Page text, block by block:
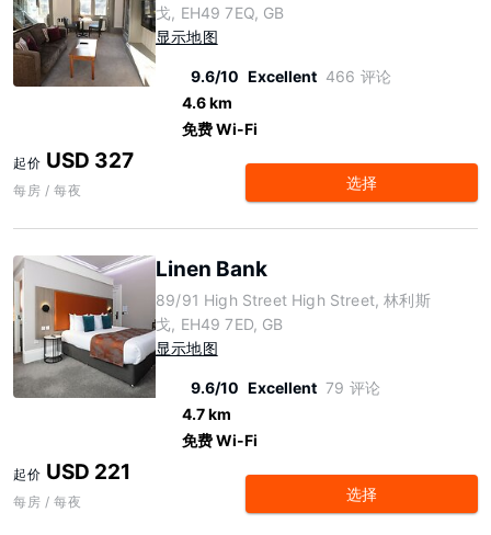
戈, EH49 7EQ, GB
显示地图
9.6/10 Excellent 466 评论
4.6 km
免费 Wi-Fi
起价 USD 327
每房 / 每夜 选择
Linen Bank
89/91 High Street High Street, 林利斯
戈, EH49 7ED, GB
显示地图
9.6/10 Excellent 79 评论
4.7 km
免费 Wi-Fi
起价 USD 221
每房 / 每夜 选择